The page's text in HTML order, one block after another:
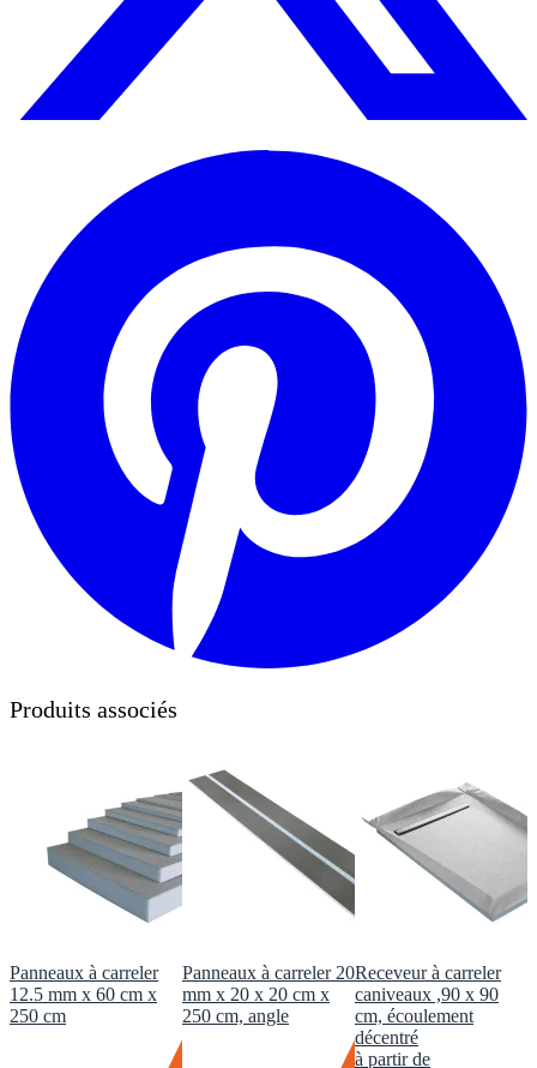
Produits associés
Panneaux à carreler
12.5 mm x 60 cm x
250 cm
Panneaux à carreler 20
mm x 20 x 20 cm x
250 cm, angle
Receveur à carreler
caniveaux ,90 x 90
cm, écoulement
décentré
à partir de